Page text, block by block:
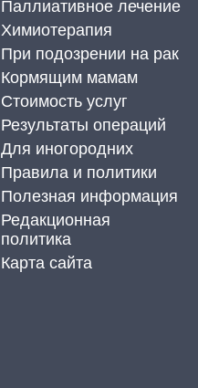
Паллиативное лечение
Химиотерапия
При подозрении на рак
Кормящим мамам
Стоимость услуг
Результаты операций
Для иногородних
Правила и политики
Полезная информация
Редакционная
политика
Карта сайта